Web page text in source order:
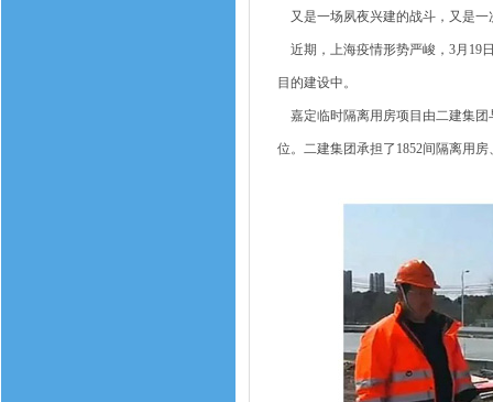
又是一场夙夜兴建的战斗，又是一
近期，上海疫情形势严峻，3月19
目的建设中。
嘉定临时隔离用房项目由二建集团
位。二建集团承担了1852间隔离用